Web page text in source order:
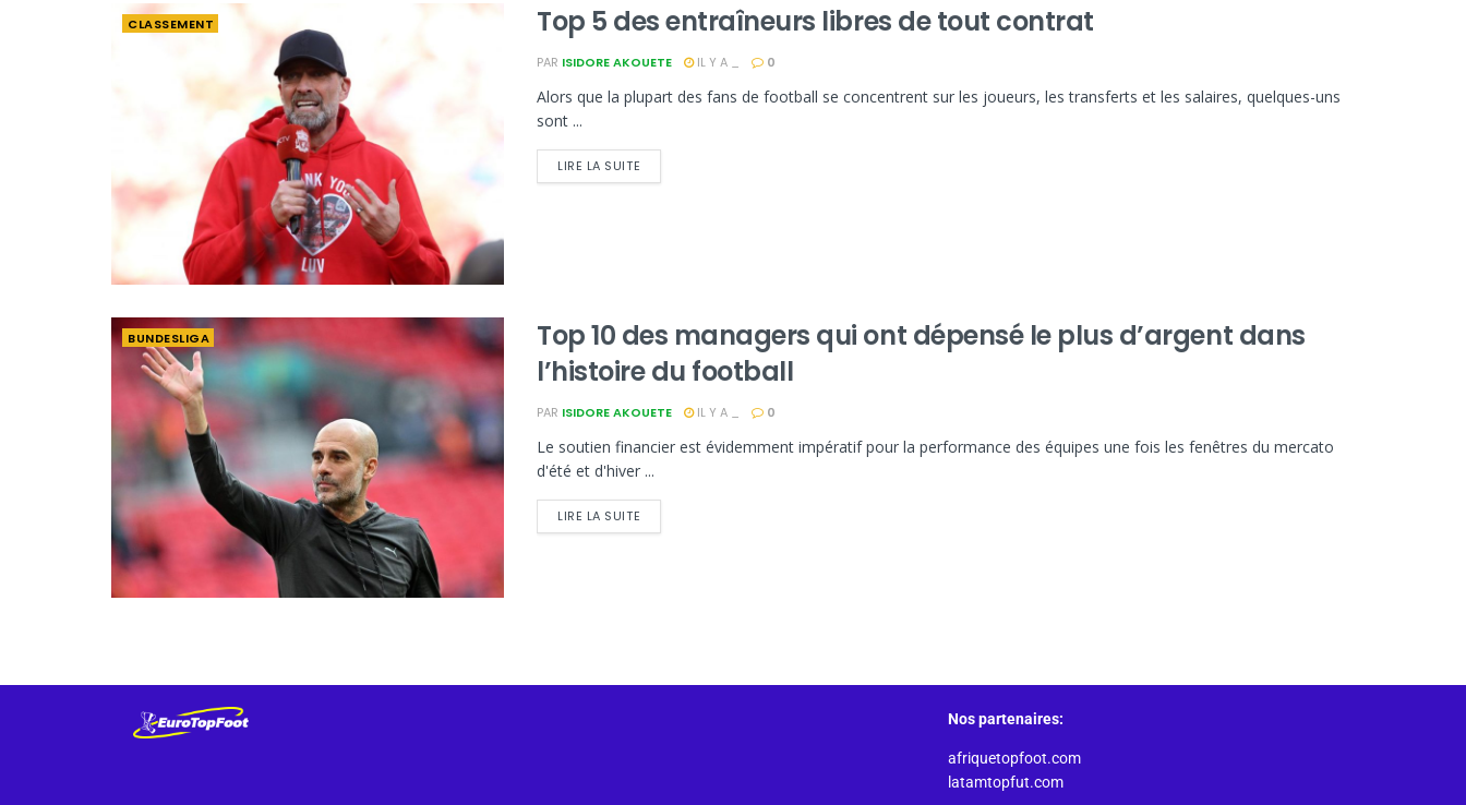
CLASSEMENT Top 5 des entraîneurs libres de tout contrat
PAR ISIDORE AKOUETE IL Y A _ 0
Alors que la plupart des fans de football se concentrent sur les joueurs, les transferts et les salaires, quelques-uns
sont ...
LIRE LA SUITE
BUNDESLIGA
Top 10 des managers qui ont dépensé le plus d’argent dans
l’histoire du football
PAR ISIDORE AKOUETE IL Y A _ 0
Le soutien financier est évidemment impératif pour la performance des équipes une fois les fenêtres du mercato
d'été et d'hiver ...
LIRE LA SUITE
Nos partenaires:
afriquetopfoot.com
latamtopfut.com